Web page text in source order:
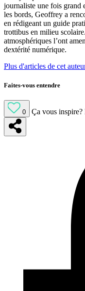
journaliste une fois grand
les bords, Geoffrey a
en rédigeant un guide
trottibus en milieu
atmosphériques l’ont
dextérité numérique.
Plus d'articles de cet
Faites-vous entendre
0 Ça vous inspire?